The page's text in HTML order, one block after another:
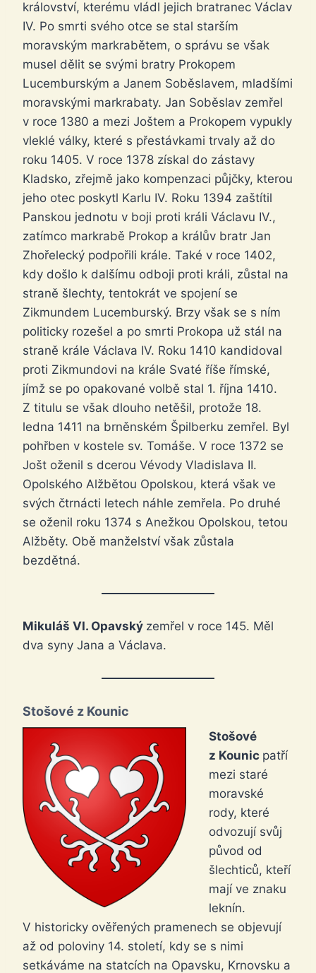
království, kterému vládl jejich bratranec Václav
IV. Po smrti svého otce se stal starším
moravským markrabětem, o správu se však
musel dělit se svými bratry Prokopem
Lucemburským a Janem Soběslavem, mladšími
moravskými markrabaty. Jan Soběslav zemřel
v roce 1380 a mezi Joštem a Prokopem vypukly
vleklé války, které s přestávkami trvaly až do
roku 1405. V roce 1378 získal do zástavy
Kladsko, zřejmě jako kompenzaci půjčky, kterou
jeho otec poskytl Karlu IV. Roku 1394 zaštítil
Panskou jednotu v boji proti králi Václavu IV.,
zatímco markrabě Prokop a králův bratr Jan
Zhořelecký podpořili krále. Také v roce 1402,
kdy došlo k dalšímu odboji proti králi, zůstal na
straně šlechty, tentokrát ve spojení se
Zikmundem Lucemburský. Brzy však se s ním
politicky rozešel a po smrti Prokopa už stál na
straně krále Václava IV. Roku 1410 kandidoval
proti Zikmundovi na krále Svaté říše římské,
jímž se po opakované volbě stal 1. října 1410.
Z titulu se však dlouho netěšil, protože 18.
ledna 1411 na brněnském Špilberku zemřel. Byl
pohřben v kostele sv. Tomáše. V roce 1372 se
Jošt oženil s dcerou Vévody Vladislava II.
Opolského Alžbětou Opolskou, která však ve
svých čtrnácti letech náhle zemřela. Po druhé
se oženil roku 1374 s Anežkou Opolskou, tetou
Alžběty. Obě manželství však zůstala
bezdětná.
Mikuláš VI. Opavský zemřel v roce 145. Měl
dva syny Jana a Václava.
Stošové z Kounic
Stošové
z Kounic patří
mezi staré
moravské
rody, které
odvozují svůj
původ od
šlechticů, kteří
mají ve znaku
leknín.
V historicky ověřených pramenech se objevují
až od poloviny 14. století, kdy se s nimi
setkáváme na statcích na Opavsku, Krnovsku a